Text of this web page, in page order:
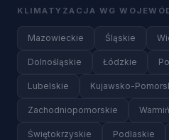
KLIMATYZACJA WG
Mazowieckie Śląskie
Dolnośląskie Łódzkie
Lubelskie Kujawsko-
Zachodniopomorskie
Świętokrzyskie Podlaskie